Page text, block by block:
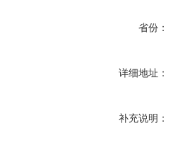
省份：
详细地址：
补充说明：